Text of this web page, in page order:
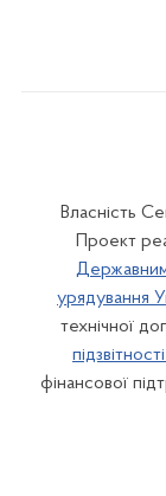
Власність
Проект
Державним
урядування
технічної
фінансової